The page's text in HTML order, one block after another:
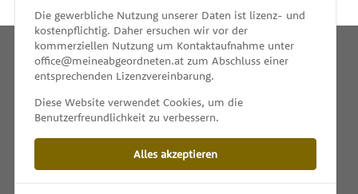
IMPRESSUM & KONTAKT
Die gewerbliche Nutzung unserer Daten ist lizenz- und
kostenpflichtig. Daher ersuchen wir vor der
kommerziellen Nutzung um Kontaktaufnahme unter
office@meineabgeordneten.at zum Abschluss einer
entsprechenden Lizenzvereinbarung.
Diese Website verwendet Cookies, um die
Benutzerfreundlichkeit zu verbessern.
Alles akzeptieren